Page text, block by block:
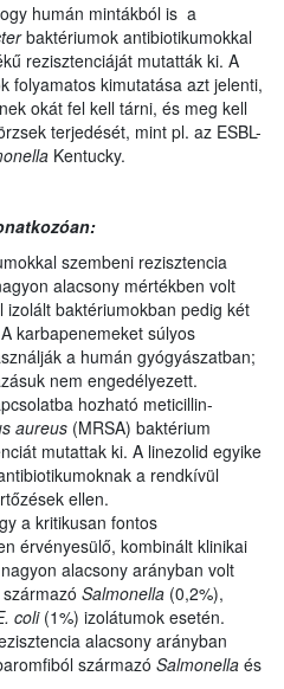
humán mintákból is a
baktériumok antibiotikumokkal
rezisztenciáját mutatták ki. A
folyamatos kimutatása azt jelenti,
okát fel kell tárni, és meg kell
terjedését, mint pl. az ESBL-
Kentucky.
szembeni rezisztencia
alacsony mértékben volt
baktériumokban pedig két
karbapenemeket súlyos
a humán gyógyászatban;
nem engedélyezett.
hozható meticillin-
aureus (MRSA) baktérium
mutattak ki. A linezolid egyike
a rendkívül
ellen.
a kritikusan fontos
érvényesülő, kombinált klinikai
alacsony arányban volt
Salmonella (0,2%),
coli(1%) izolátumok esetén.
alacsony arányban
származó Salmonella és